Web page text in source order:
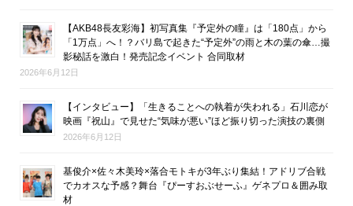
【AKB48長友彩海】初写真集『予定外の瞳』は「180点」から
「1万点」へ！？バリ島で起きた“予定外”の雨と木の葉の傘…撮
影秘話を激白！発売記念イベント 合同取材
2026年6月12日
【インタビュー】「生きることへの執着が失われる」石川恋が
映画『祝山』で見せた“気味が悪い”ほど振り切った演技の裏側
2026年6月12日
基俊介×佐々木美玲×落合モトキが3年ぶり集結！アドリブ合戦
でカオスな予感？舞台『ぴーすおぶせーふ』ゲネプロ＆囲み取
材